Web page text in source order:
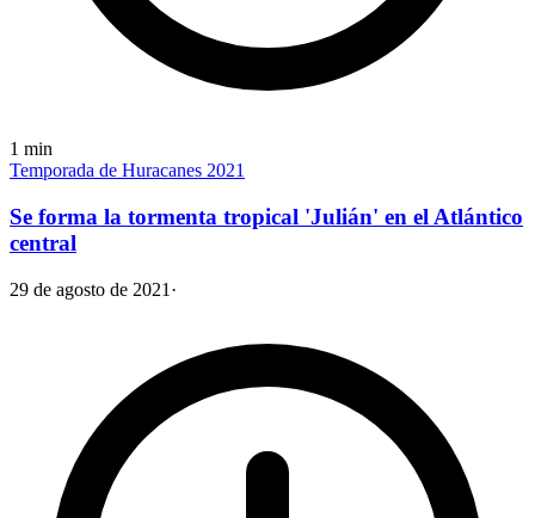
1 min
Temporada de Huracanes 2021
Se forma la tormenta tropical 'Julián' en el Atlántico
central
29 de agosto de 2021 ·